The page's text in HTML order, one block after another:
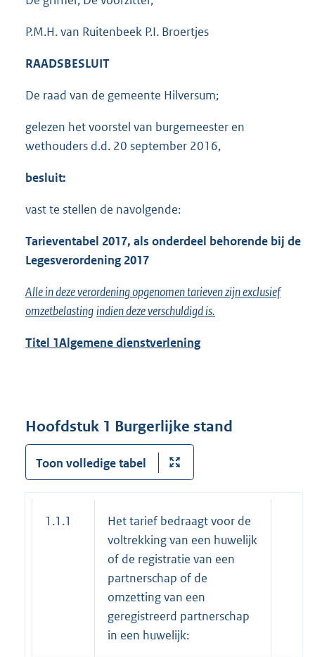
P.M.H. van Ruitenbeek P.I. Broertjes
RAADSBESLUIT
De raad van de gemeente Hilversum;
gelezen het voorstel van burgemeester en
wethouders d.d. 20 september 2016,
besluit:
vast te stellen de navolgende:
Tarieventabel 2017, als onderdeel behorende bij de
Legesverordening 2017
Alle in deze verordening opgenomen tarieven zijn exclusief
omzetbelasting indien deze verschuldigd is.
Titel 1Algemene dienstverlening
Hoofdstuk 1 Burgerlijke stand
Toon volledige tabel
1.1.1
Het tarief bedraagt voor de
voltrekking van een huwelijk
of de registratie van een
partnerschap of de
omzetting van een
geregistreerd partnerschap
in een huwelijk: